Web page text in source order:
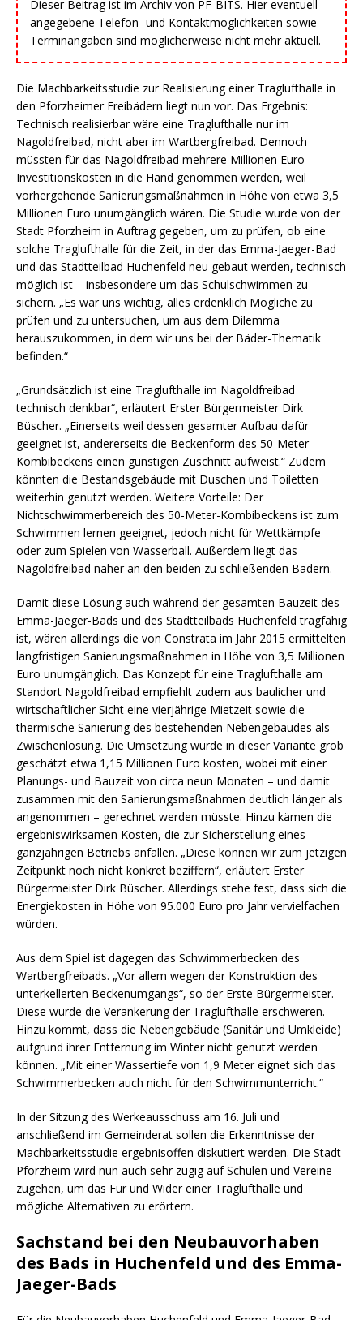
Dieser Beitrag ist im Archiv von PF-BITS. Hier eventuell
angegebene Telefon- und Kontaktmöglichkeiten sowie
Terminangaben sind möglicherweise nicht mehr aktuell.
Die Machbarkeitsstudie zur Realisierung einer Traglufthalle in
den Pforzheimer Freibädern liegt nun vor. Das Ergebnis:
Technisch realisierbar wäre eine Traglufthalle nur im
Nagoldfreibad, nicht aber im Wartbergfreibad. Dennoch
müssten für das Nagoldfreibad mehrere Millionen Euro
Investitionskosten in die Hand genommen werden, weil
vorhergehende Sanierungsmaßnahmen in Höhe von etwa 3,5
Millionen Euro unumgänglich wären. Die Studie wurde von der
Stadt Pforzheim in Auftrag gegeben, um zu prüfen, ob eine
solche Traglufthalle für die Zeit, in der das Emma-Jaeger-Bad
und das Stadtteilbad Huchenfeld neu gebaut werden, technisch
möglich ist – insbesondere um das Schulschwimmen zu
sichern. „Es war uns wichtig, alles erdenklich Mögliche zu
prüfen und zu untersuchen, um aus dem Dilemma
herauszukommen, in dem wir uns bei der Bäder-Thematik
befinden.“
„Grundsätzlich ist eine Traglufthalle im Nagoldfreibad
technisch denkbar“, erläutert Erster Bürgermeister Dirk
Büscher. „Einerseits weil dessen gesamter Aufbau dafür
geeignet ist, andererseits die Beckenform des 50-Meter-
Kombibeckens einen günstigen Zuschnitt aufweist.“ Zudem
könnten die Bestandsgebäude mit Duschen und Toiletten
weiterhin genutzt werden. Weitere Vorteile: Der
Nichtschwimmerbereich des 50-Meter-Kombibeckens ist zum
Schwimmen lernen geeignet, jedoch nicht für Wettkämpfe
oder zum Spielen von Wasserball. Außerdem liegt das
Nagoldfreibad näher an den beiden zu schließenden Bädern.
Damit diese Lösung auch während der gesamten Bauzeit des
Emma-Jaeger-Bads und des Stadtteilbads Huchenfeld tragfähig
ist, wären allerdings die von Constrata im Jahr 2015 ermittelten
langfristigen Sanierungsmaßnahmen in Höhe von 3,5 Millionen
Euro unumgänglich. Das Konzept für eine Traglufthalle am
Standort Nagoldfreibad empfiehlt zudem aus baulicher und
wirtschaftlicher Sicht eine vierjährige Mietzeit sowie die
thermische Sanierung des bestehenden Nebengebäudes als
Zwischenlösung. Die Umsetzung würde in dieser Variante grob
geschätzt etwa 1,15 Millionen Euro kosten, wobei mit einer
Planungs- und Bauzeit von circa neun Monaten – und damit
zusammen mit den Sanierungsmaßnahmen deutlich länger als
angenommen – gerechnet werden müsste. Hinzu kämen die
ergebniswirksamen Kosten, die zur Sicherstellung eines
ganzjährigen Betriebs anfallen. „Diese können wir zum jetzigen
Zeitpunkt noch nicht konkret beziffern“, erläutert Erster
Bürgermeister Dirk Büscher. Allerdings stehe fest, dass sich die
Energiekosten in Höhe von 95.000 Euro pro Jahr vervielfachen
würden.
Aus dem Spiel ist dagegen das Schwimmerbecken des
Wartbergfreibads. „Vor allem wegen der Konstruktion des
unterkellerten Beckenumgangs“, so der Erste Bürgermeister.
Diese würde die Verankerung der Traglufthalle erschweren.
Hinzu kommt, dass die Nebengebäude (Sanitär und Umkleide)
aufgrund ihrer Entfernung im Winter nicht genutzt werden
können. „Mit einer Wassertiefe von 1,9 Meter eignet sich das
Schwimmerbecken auch nicht für den Schwimmunterricht.“
In der Sitzung des Werkeausschuss am 16. Juli und
anschließend im Gemeinderat sollen die Erkenntnisse der
Machbarkeitsstudie ergebnisoffen diskutiert werden. Die Stadt
Pforzheim wird nun auch sehr zügig auf Schulen und Vereine
zugehen, um das Für und Wider einer Traglufthalle und
mögliche Alternativen zu erörtern.
Sachstand bei den Neubauvorhaben
des Bads in Huchenfeld und des Emma-
Jaeger-Bads